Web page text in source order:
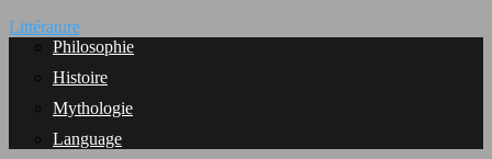
Littérature
Philosophie
Histoire
Mythologie
Language